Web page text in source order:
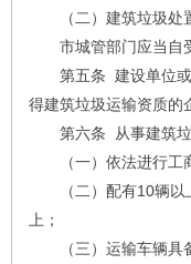
（二）建筑垃圾处置
市城管部门应当自受
第五条 建设单位或
得建筑垃圾运输资质的
第六条 从事建筑垃
（一）依法进行工商
（二）配有10辆以上
上；
（三）运输车辆具备